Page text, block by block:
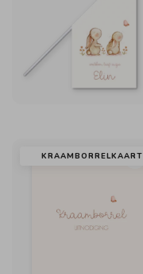
KRAAMBORRELKAART